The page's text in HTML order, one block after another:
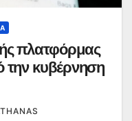
πλατφόρμας
την κυβέρνηση